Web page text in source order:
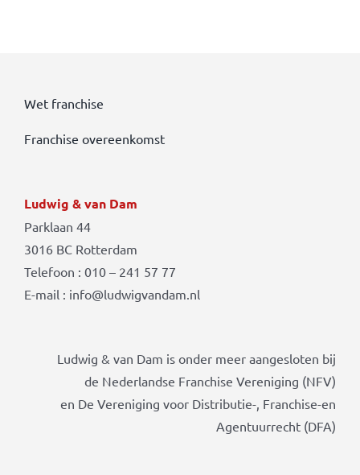
Wet franchise
Franchise overeenkomst
Ludwig & van Dam
Parklaan 44
3016 BC Rotterdam
Telefoon : 010 – 241 57 77
E-mail : info@ludwigvandam.nl
Ludwig & van Dam is onder meer aangesloten bij
de Nederlandse Franchise Vereniging (NFV)
en De Vereniging voor Distributie-, Franchise-en
Agentuurrecht (DFA)